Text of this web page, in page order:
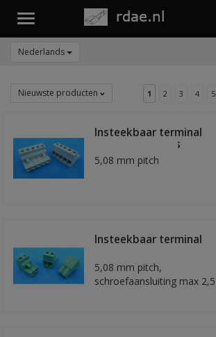
Toggle
Nederlands
Nieuwste producten 1 2 3 4 5
Insteekbaar terminal
blok 5 polig grijs
5,08 mm pitch
Insteekbaar terminal
5,08 mm pitch,
schroefaansluiting max 2,5